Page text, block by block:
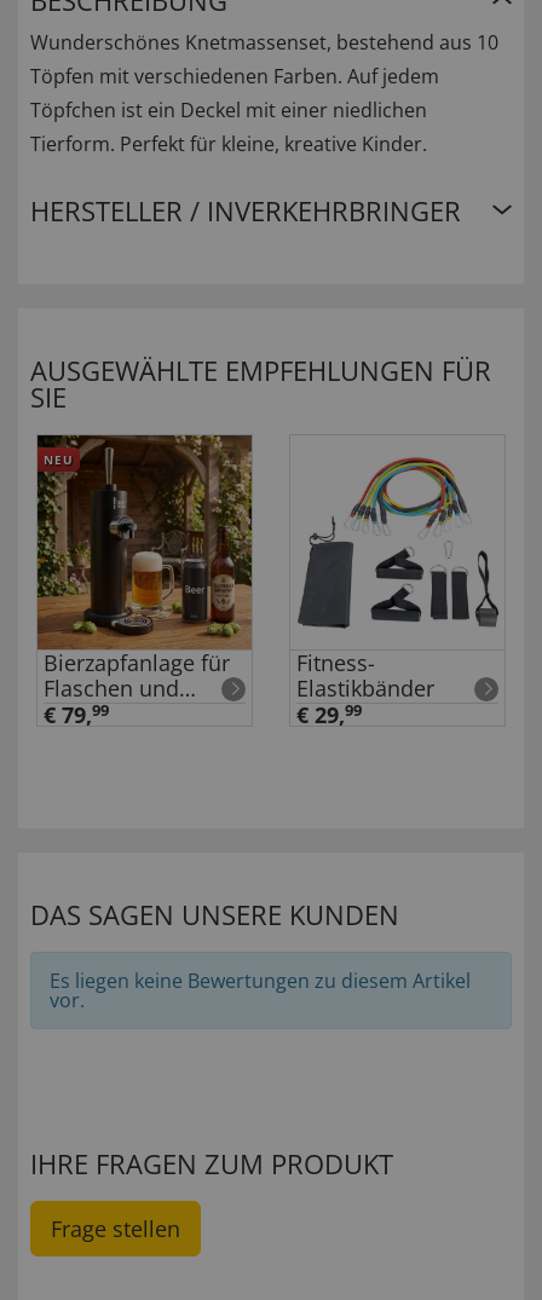
Wunderschönes Knetmassenset, bestehend aus 10
Töpfen mit verschiedenen Farben. Auf jedem
Töpfchen ist ein Deckel mit einer niedlichen
Tierform. Perfekt für kleine, kreative Kinder.
HERSTELLER / INVERKEHRBRINGER
AUSGEWÄHLTE EMPFEHLUNGEN FÜR
SIE
NEU
Bierzapfanlage für
Flaschen und
Dosen
€ 79,99
Fitness-
Elastikbänder
€ 29,99
DAS SAGEN UNSERE KUNDEN
Es liegen keine Bewertungen zu diesem Artikel
vor.
IHRE FRAGEN ZUM PRODUKT
Frage stellen